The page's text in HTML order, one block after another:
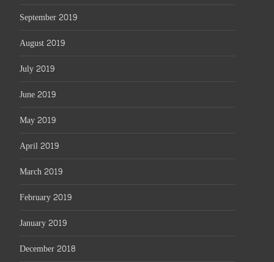
September 2019
August 2019
July 2019
June 2019
May 2019
April 2019
March 2019
February 2019
January 2019
December 2018